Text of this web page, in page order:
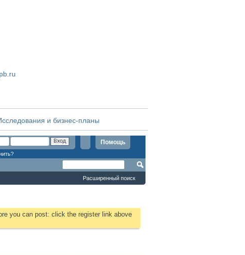
и бизнес-планы
Помощь
Расширенный поиск
you can post: click the register link above